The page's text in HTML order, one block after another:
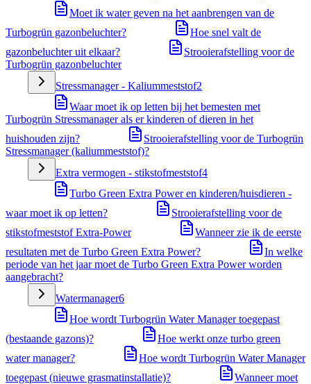
Moet ik water geven na het aanbrengen van de
Turbogrün gazonbeluchter?
Hoe snel valt de
gazonbeluchter uit elkaar?
Strooierafstelling voor de
Turbogrün gazonbeluchter
Stressmanager - Kaliummeststof2
Waar moet ik op letten bij het bemesten met
Turbogrün Stressmanager als er kinderen of dieren in het
huishouden zijn?
Strooierafstelling voor de Turbogrün
Stressmanager (kaliummeststof)?
Extra vermogen - stikstofmeststof4
Turbo Green Extra Power en kinderen/huisdieren -
waar moet ik op letten?
Strooierafstelling voor de
stikstofmeststof Extra-Power
Wanneer zie ik de eerste
resultaten met de Turbo Green Extra Power?
In welke
periode van het jaar moet de Turbo Green Extra Power worden
aangebracht?
Watermanager6
Hoe wordt Turbogrün Water Manager toegepast
(bestaande gazons)?
Hoe werkt onze turbo green
water manager?
Hoe wordt Turbogrün Water Manager
toegepast (nieuwe grasmatinstallatie)?
Wanneer moet